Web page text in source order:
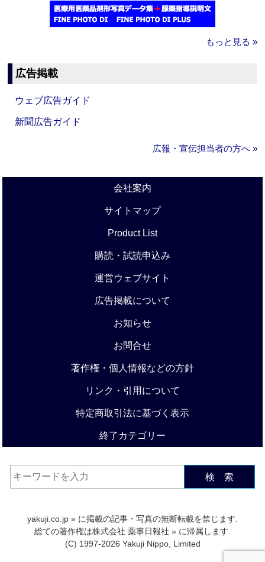
もっと見る »
広告掲載
ウェブ広告ガイド
新聞広告ガイド
広報・宣伝担当者の方へ »
会社案内
サイトマップ
Product List
購読・試読申込み
運営ウェブサイト
広告掲載について
お知らせ
お問合せ
著作権・個人情報などの方針
リンク・引用について
特定商取引法に基づく表示
終了カテゴリー
検 索
yakuji.co.jp » に掲載の記事・写真の無断転載を禁じます.
総ての著作権は株式会社 薬事日報社 » に帰属します.
(C) 1997-2026 Yakuji Nippo, Limited